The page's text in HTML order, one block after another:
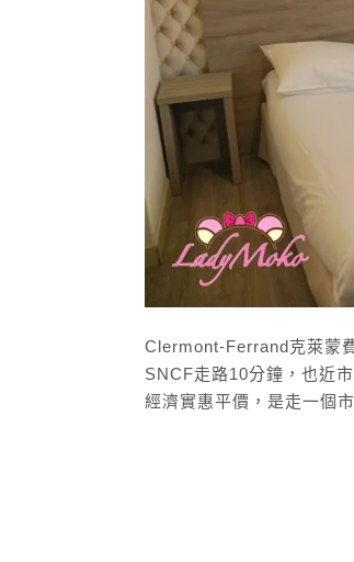
Clermont-Ferrand克萊蒙
SNCF走路10分鐘，也近
經濟實惠平價，是走一個